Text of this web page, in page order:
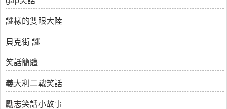
謎樣的雙眼大陸
貝克街 謎
笑話簡體
義大利二戰笑話
勵志笑話小故事